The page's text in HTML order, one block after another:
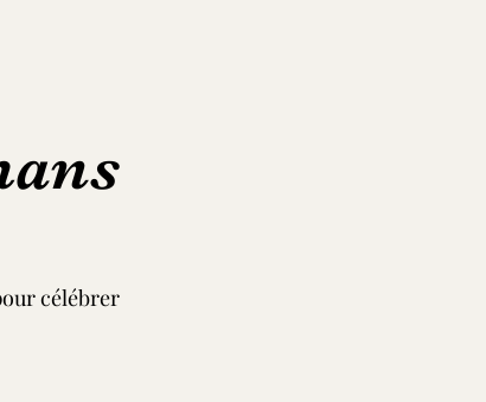
célébrer